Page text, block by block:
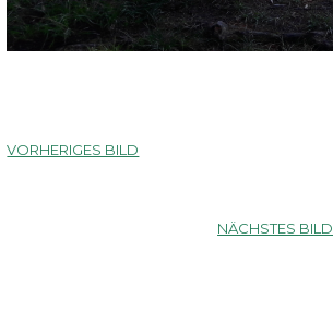
VORHERIGES BILD
NÄCHSTES BILD